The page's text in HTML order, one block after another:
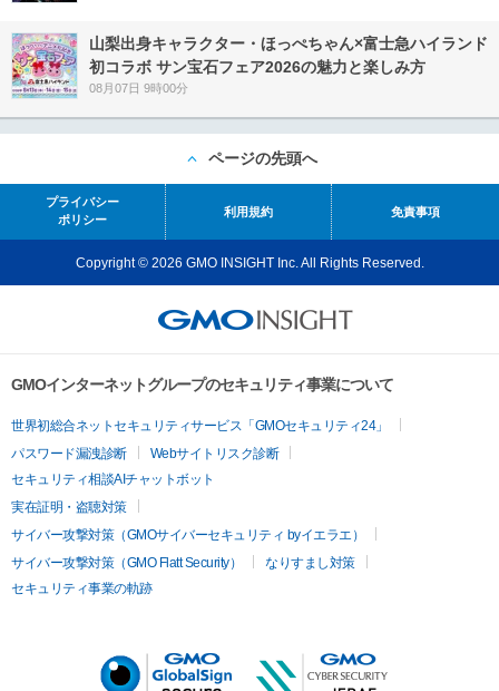
山梨出身キャラクター・ほっぺちゃん×富士急ハイランド
初コラボ サン宝石フェア2026の魅力と楽しみ方
08月07日 9時00分
ページの先頭へ
プライバシー
ポリシー
利用規約 免責事項
Copyright © 2026 GMO INSIGHT Inc. All Rights Reserved.
GMOインターネットグループのセキュリティ事業について
世界初総合ネットセキュリティサービス「GMOセキュリティ24」
パスワード漏洩診断
Webサイトリスク診断
セキュリティ相談AIチャットボット
実在証明・盗聴対策
サイバー攻撃対策（GMOサイバーセキュリティ byイエラエ）
サイバー攻撃対策（GMO Flatt Security）
なりすまし対策
セキュリティ事業の軌跡